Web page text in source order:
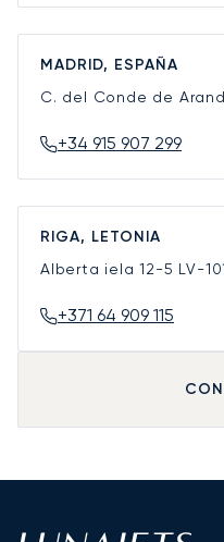
MADRID, ESPAÑA
C. del Conde de
+34 915 907 299
RIGA, LETONIA
Alberta iela 12-5 LV-
+371 64 909 115